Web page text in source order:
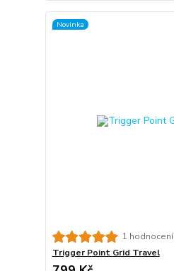
Novinka
1 hodnocení
Trigger Point Grid Travel